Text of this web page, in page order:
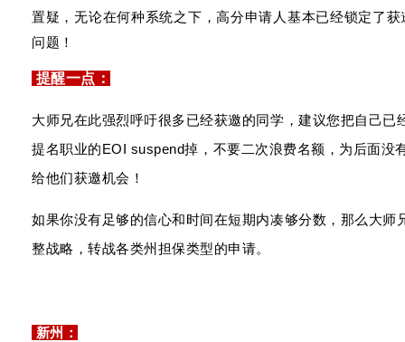
置疑，无论在何种系统之下，高分申请人基本已经锁定了
问题！
提醒一点：
大师兄在此强烈呼吁很多已经获邀的同学，建议您把自己已
提名职业的EOI suspend掉，不要二次浪费名额，为后面没
给他们获邀机会！
如果你没有足够的信心和时间在短期内凑够分数，那么大师
整战略，转战各类州担保类型的申请。
新州：